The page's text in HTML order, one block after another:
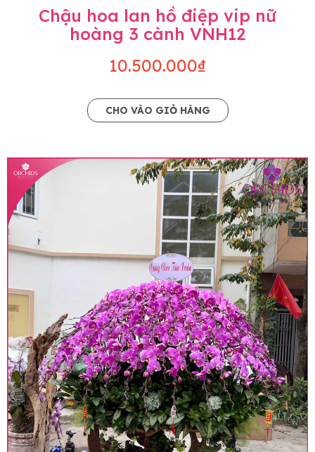
Chậu hoa lan hồ điệp vip nữ
hoàng 3 cành VNH12
10.500.000₫
CHO VÀO GIỎ HÀNG